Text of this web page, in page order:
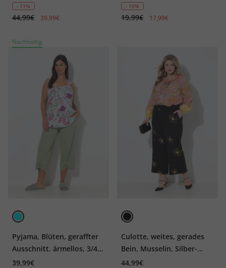
- 11%
44,99€ 39,99€
- 10%
19,99€ 17,99€
Nachhaltig
Pyjama, Blüten, geraffter
Ausschnitt, ärmellos, 3/4-
Hose
39,99€
Culotte, weites, gerades
Bein, Musselin, Silber-
Blüten
44,99€